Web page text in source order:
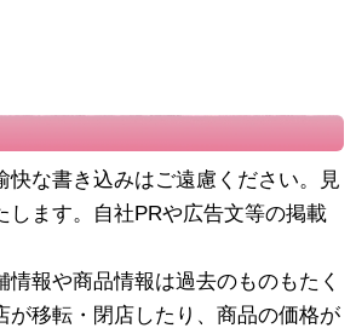
快な書き込みはご遠慮ください。見
します。自社PRや広告文等の掲載
情報や商品情報は過去のものもたく
が移転・閉店したり、商品の価格が